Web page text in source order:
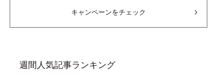
キャンペーンをチェック
週間人気記事ランキング